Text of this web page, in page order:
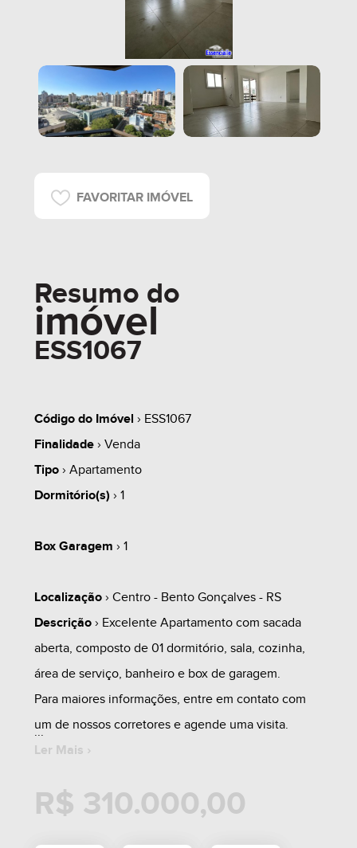
FAVORITAR IMÓVEL
Resumo do
imóvel
ESS1067
Código do Imóvel › ESS1067
Finalidade› Venda
Tipo› Apartamento
Dormitório(s) › 1
Box Garagem › 1
Localização› Centro - Bento Gonçalves - RS
Descrição› Excelente Apartamento com sacada
aberta, composto de 01 dormitório, sala, cozinha,
área de serviço, banheiro e box de garagem.
Para maiores informações, entre em contato com
um de nossos corretores e agende uma visita.
Ler Mais ›
R$ 310.000,00